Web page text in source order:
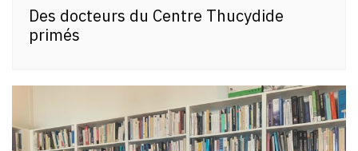
Des docteurs du Centre Thucydide
primés